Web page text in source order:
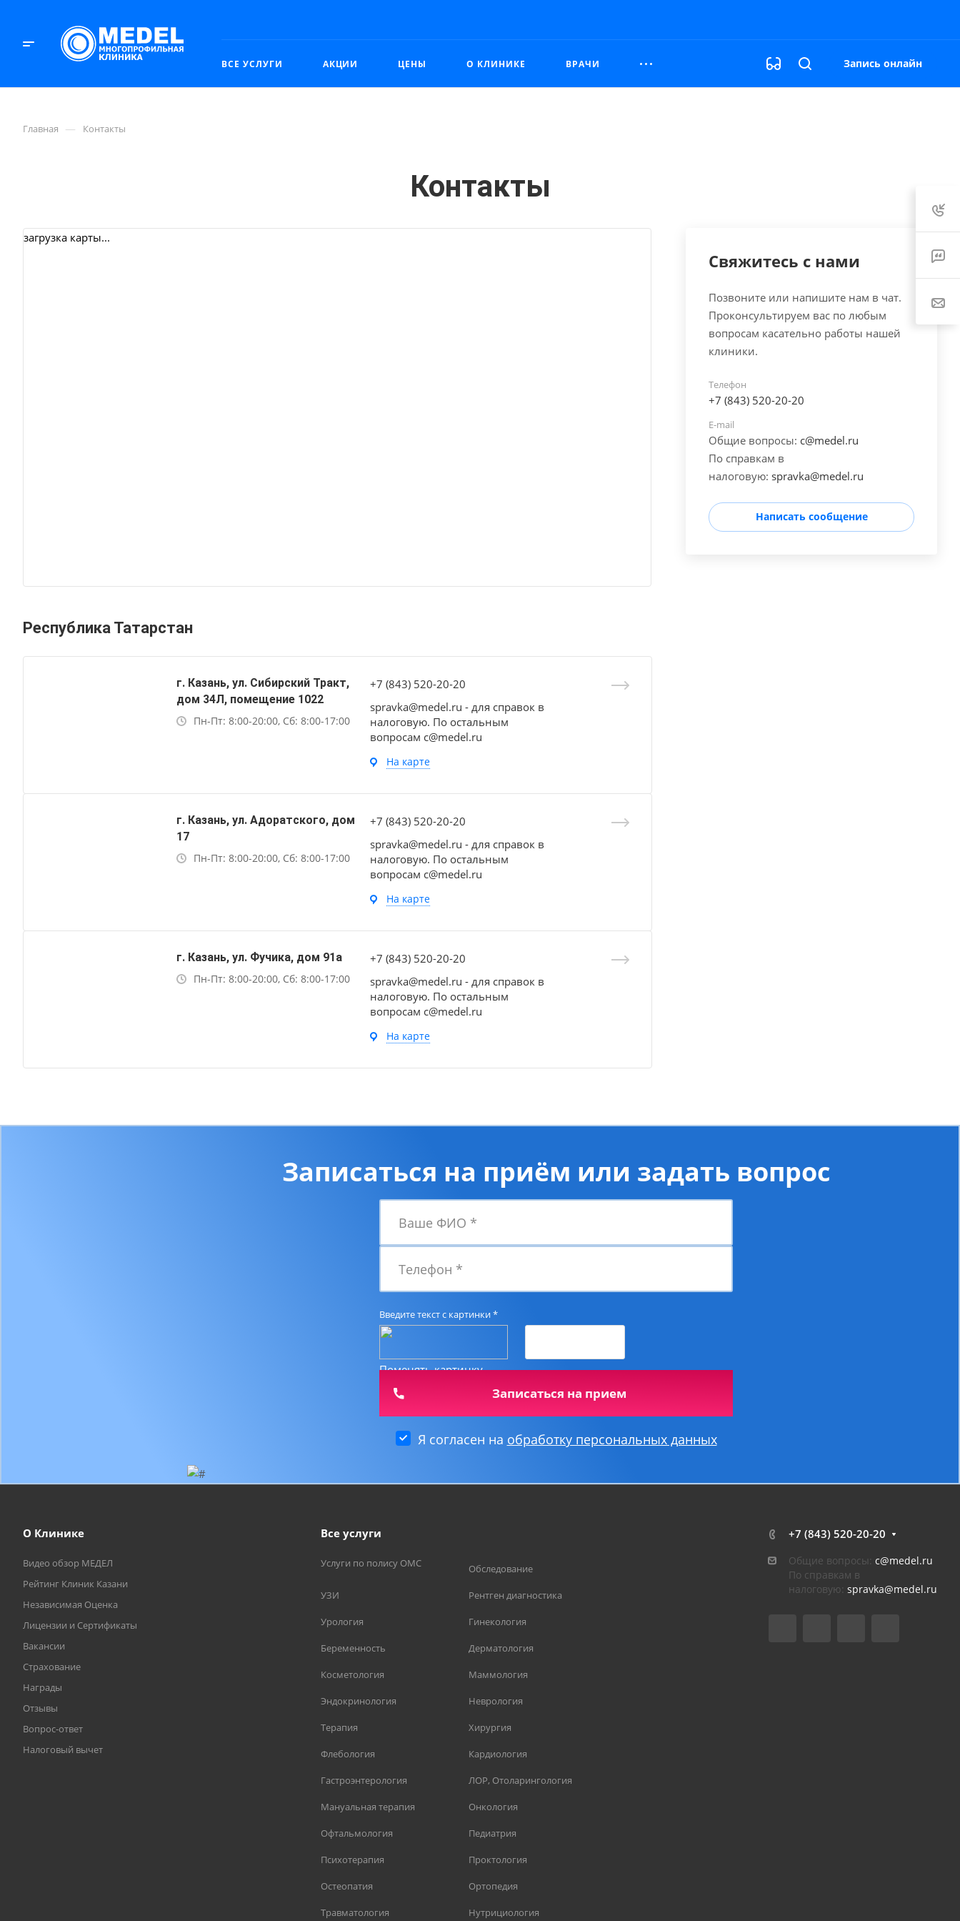
ВСЕ УСЛУГИ АКЦИИ ЦЕНЫ О КЛИНИКЕ ВРАЧИ Запись онлайн
Главная — Контакты
Контакты
загрузка карты...
Республика Татарстан
г. Казань, ул. Сибирский Тракт,
дом 34Л, помещение 1022
Пн-Пт: 8:00-20:00, Сб: 8:00-17:00
+7 (843) 520-20-20
spravka@medel.ru - для справок в
налоговую. По остальным
вопросам c@medel.ru
На карте
г. Казань, ул. Адоратского, дом
17
Пн-Пт: 8:00-20:00, Сб: 8:00-17:00
+7 (843) 520-20-20
spravka@medel.ru - для справок в
налоговую. По остальным
вопросам c@medel.ru
На карте
г. Казань, ул. Фучика, дом 91а
Пн-Пт: 8:00-20:00, Сб: 8:00-17:00
+7 (843) 520-20-20
spravka@medel.ru - для справок в
налоговую. По остальным
вопросам c@medel.ru
На карте
Свяжитесь с нами
Позвоните или напишите нам в чат.
Проконсультируем вас по любым
вопросам касательно работы нашей
клиники.
Телефон
+7 (843) 520-20-20
E-mail
Общие вопросы: c@medel.ru
По справкам в
налоговую: spravka@medel.ru
Написать сообщение
Записаться на приём или задать вопрос
Ваше ФИО *
Телефон *
Введите текст с картинки*
Поменять картинку
Я согласен на обработку персональных данных
О Клинике
Видео обзор МЕДЕЛ
Рейтинг Клиник Казани
Независимая Оценка
Лицензии и Сертификаты
Вакансии
Страхование
Награды
Отзывы
Вопрос-ответ
Налоговый вычет
Все услуги
Услуги по полису ОМС Обследование
УЗИ Рентген диагностика
Урология Гинекология
Беременность Дерматология
Косметология Маммология
Эндокринология Неврология
Терапия Хирургия
Флебология Кардиология
Гастроэнтерология ЛОР, Отоларингология
Мануальная терапия Онкология
Офтальмология Педиатрия
Психотерапия Проктология
Остеопатия Ортопедия
Травматология Нутрициология
+7 (843) 520-20-20
Общие вопросы: c@medel.ru
По справкам в
налоговую: spravka@medel.ru